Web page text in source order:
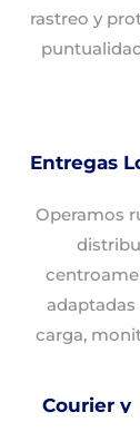
rastreo y
Entregas
Operamos
carga,
Courier y